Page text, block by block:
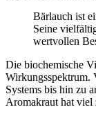
Bärlauch ist
Seine
wertvollen
Die biochemische
Wirkungsspektrum.
Systems bis hin zu
Aromakraut hat viel